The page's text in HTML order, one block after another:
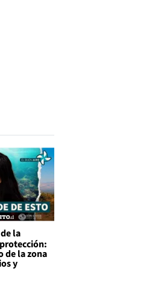
la
de la zona
y